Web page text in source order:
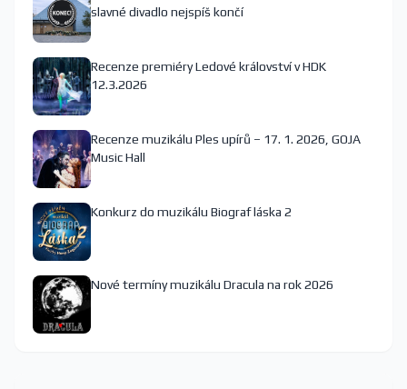
slavné divadlo nejspíš končí
Recenze premiéry Ledové království v HDK
12.3.2026
Recenze muzikálu Ples upírů – 17. 1. 2026, GOJA
Music Hall
Konkurz do muzikálu Biograf láska 2
Nové termíny muzikálu Dracula na rok 2026